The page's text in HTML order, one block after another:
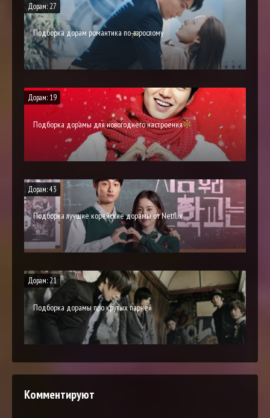
Дорам: 27
Подборка дорам романтика по-взрослому
Дорам: 19
Подборка дорамы для новогоднего настроения
Дорам: 43
Подборка лучшие корейские дорамы от Netflix
Дорам: 21
Подборка дорамы про крутых парней
Комментируют